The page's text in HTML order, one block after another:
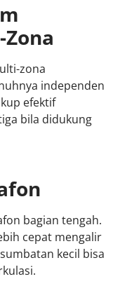
zona
independen
efektif
bila didukung
bagian tengah.
cepat mengalir
kecil bisa